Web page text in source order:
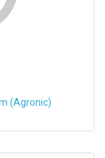
(Agronic)